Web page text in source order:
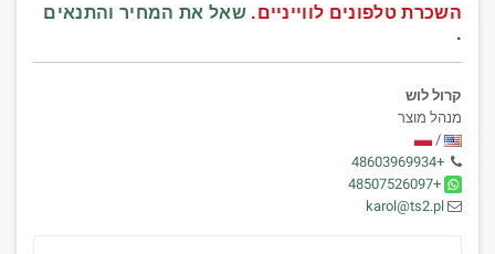
השכרת טלפונים לווייניים. שאל את המחיר והתנאים
.
קרול לוש
מנהל מוצר
/
+48603969934
+48507526097
karol@ts2.pl